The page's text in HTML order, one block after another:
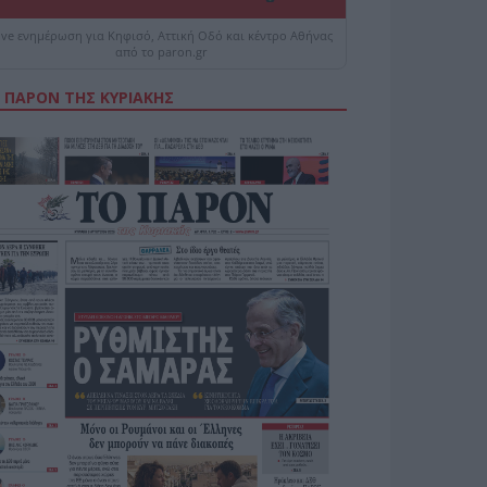
ενημέρωση για Κηφισό, Αττική Οδό και κέντρο Αθήνας
από το paron.gr
ΤΗΣ ΚΥΡΙΑΚΗΣ